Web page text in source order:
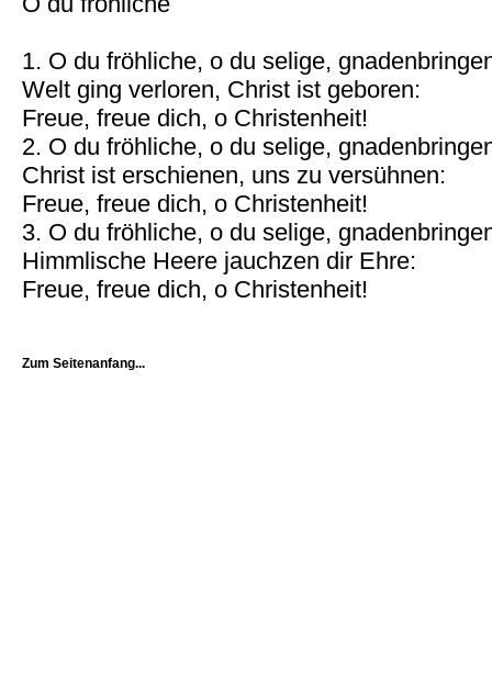
1. O du fröhliche, o du selige,
Welt ging verloren, Christ ist geboren:
Freue, freue dich, o Christenheit!
2. O du fröhliche, o du selige,
Christ ist erschienen, uns zu versühnen:
Freue, freue dich, o Christenheit!
3. O du fröhliche, o du selige,
Himmlische Heere jauchzen dir Ehre:
Freue, freue dich, o Christenheit!
Zum Seitenanfang...